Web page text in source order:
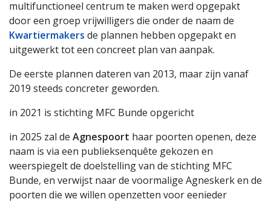
multifunctioneel centrum te maken werd opgepakt
door een groep vrijwilligers die onder de naam de
Kwartiermakers de plannen hebben opgepakt en
uitgewerkt tot een concreet plan van aanpak.
De eerste plannen dateren van 2013, maar zijn vanaf
2019 steeds concreter geworden.
in 2021 is stichting MFC Bunde opgericht
in 2025 zal de Agnespoort haar poorten openen, deze
naam is via een publieksenquête gekozen en
weerspiegelt de doelstelling van de stichting MFC
Bunde, en verwijst naar de voormalige Agneskerk en de
poorten die we willen openzetten voor eenieder